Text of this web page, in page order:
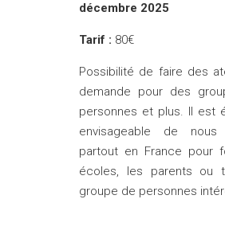
décembre 2025
Tarif : 80€
Possibilité de faire des
demande pour des
personnes et plus. Il est
envisageable de nous
partout en France pour
écoles, les parents ou
groupe de personnes